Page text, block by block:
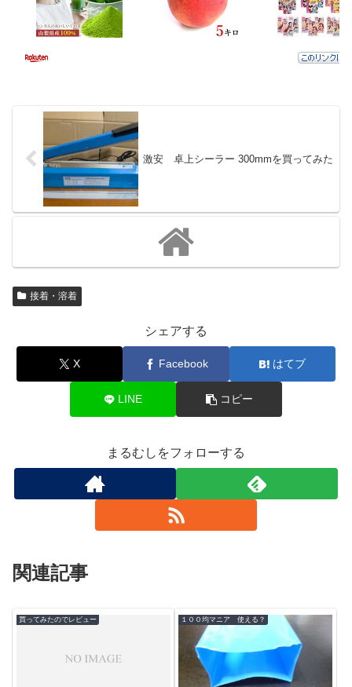
激安 卓上シーラー 300mmを買ってみた
接着・溶着
シェアする
X Facebook はてブ
LINE コピー
まるむしをフォローする
関連記事
買ってみたのでレビュー １００均マニア 使える？